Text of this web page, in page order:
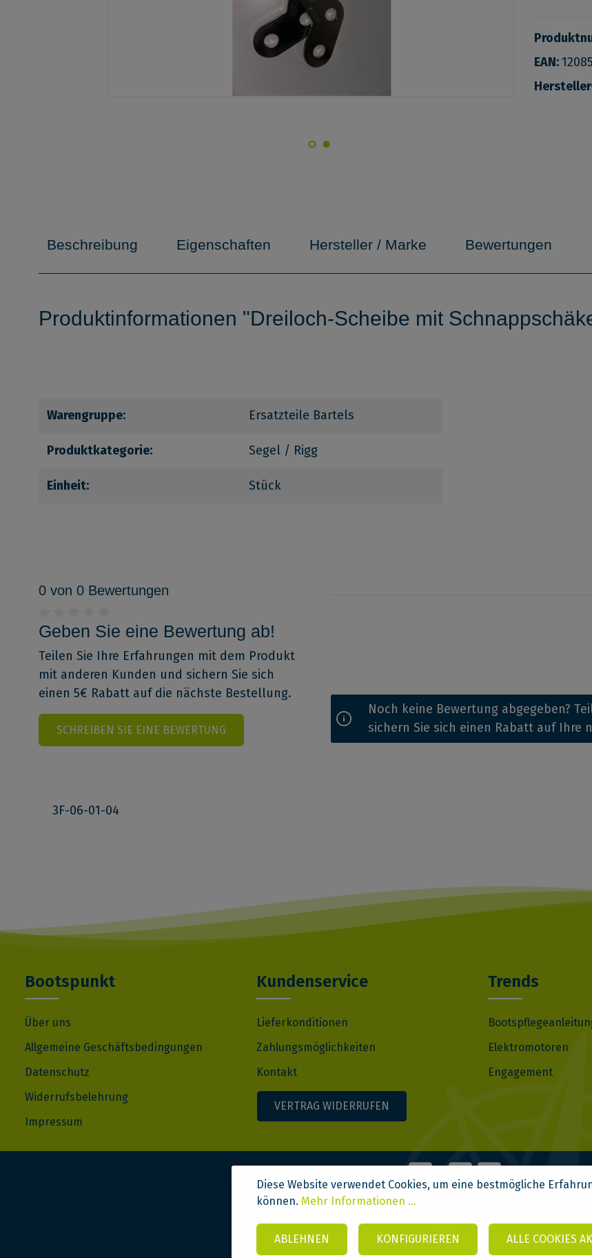
EAN:12085
Beschreibung Eigenschaften Hersteller / Marke Bewertungen
Produktinformationen "Dreiloch-Scheibe mit
Warengruppe: Ersatzteile Bartels
Produktkategorie: Segel / Rigg
Einheit: Stück
0 von 0 Bewertungen
Geben Sie eine Bewertung ab!
Teilen Sie Ihre Erfahrungen mit dem Produkt
mit anderen Kunden und sichern Sie sich
einen 5€ Rabatt auf die nächste Bestellung.
SCHREIBEN SIE EINE BEWERTUNG
Noch keine Bewertung abgegeben?
sichern Sie sich einen Rabatt auf Ihre
3F-06-01-04
Bootspunkt
Über uns
Allgemeine Geschäftsbedingungen
Datenschutz
Widerrufsbelehrung
Impressum
Kundenservice
Lieferkonditionen
Zahlungsmöglichkeiten
Kontakt
VERTRAG WIDERRUFEN
Trends
Elektromotoren
Engagement
Diese Website verwendet Cookies, um eine bestmögliche
können. Mehr Informationen ...
ABLEHNEN KONFIGURIEREN ALLE COOKIES